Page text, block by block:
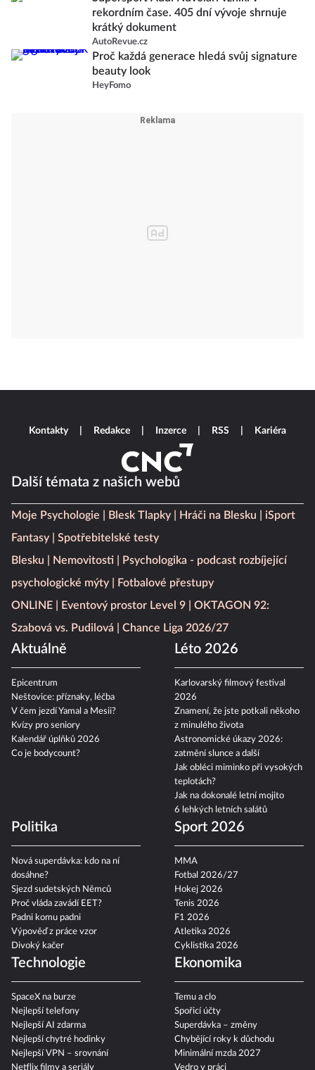
rekordním čase. 405 dní vývoje shrnuje
krátký dokument
AutoRevue.cz
Proč každá generace hledá svůj signature
beauty look
HeyFomo
Další témata z našich webů
Moje Psychologie Blesk Tlapky Hráči na Blesku
iSport
Fantasy
Spotřebitelské testy
Blesku
Nemovitosti
Psychologika - podcast rozbíjející
psychologické mýty
Fotbalové přestupy
ONLINE
Eventový prostor Level 9
OKTAGON 92:
Szabová vs. Pudilová
Chance Liga 2026/27
Aktuálně
Epicentrum
Neštovice: příznaky, léčba
V čem jezdí Yamal a Mesii?
Kvízy pro seniory
Kalendář úplňků 2026
Co je bodycount?
Léto 2026
Karlovarský filmový festival
2026
Znamení, že jste potkali někoho
z minulého života
Astronomické úkazy 2026:
zatmění slunce a další
Jak obléci miminko při vysokých
teplotách?
Jak na dokonalé letní mojito
6 lehkých letních salátů
Politika
Nová superdávka: kdo na ní
dosáhne?
Sjezd sudetských Němců
Proč vláda zavádí EET?
Padni komu padni
Výpověď z práce vzor
Divoký kačer
Sport 2026
MMA
Fotbal 2026/27
Hokej 2026
Tenis 2026
F1 2026
Atletika 2026
Cyklistika 2026
Technologie
SpaceX na burze
Nejlepší telefony
Nejlepší AI zdarma
Nejlepší chytré hodinky
Nejlepší VPN – srovnání
Netflix filmy a seriály
Ekonomika
Temu a clo
Spořicí účty
Superdávka – změny
Chybějící roky k důchodu
Minimální mzda 2027
Vedro v práci
Kontakty Redakce Inzerce RSS Kariéra